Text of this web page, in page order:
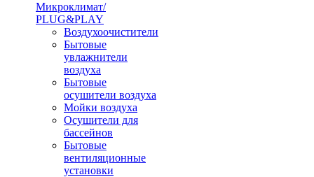
Микроклимат/
PLUG&PLAY
Воздухоочистители
Бытовые
увлажнители
воздуха
Бытовые
осушители воздуха
Мойки воздуха
Осушители для
бассейнов
Бытовые
вентиляционные
установки